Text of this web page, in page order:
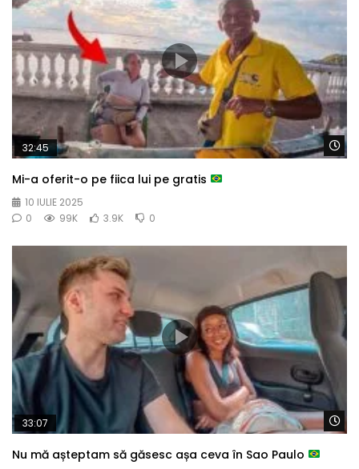
32:45
Mi-a oferit-o pe fiica lui pe gratis
10 IULIE 2025
0
99K 3.9K 0
33:07
Nu mă așteptam să găsesc așa ceva în Sao Paulo